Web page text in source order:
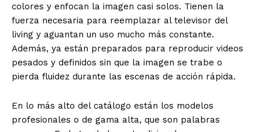
colores y enfocan la imagen casi solos. Tienen la
fuerza necesaria para reemplazar al televisor del
living y aguantan un uso mucho más constante.
Además, ya están preparados para reproducir videos
pesados y definidos sin que la imagen se trabe o
pierda fluidez durante las escenas de acción rápida.
En lo más alto del catálogo están los modelos
profesionales o de gama alta, que son palabras